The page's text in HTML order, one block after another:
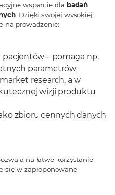
wsparcie dla badań
. Dzięki swojej wysokiej
na prowadzenie:
– pomaga np.
parametrów;
research, a w
wizji produktu
zbioru cennych danych
na łatwe korzystanie
się w zaproponowane